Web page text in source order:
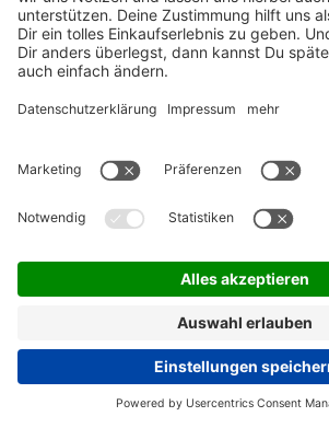
angepassten Rahmenformen den
Radsport erleichtert. Diese
stetige Suche nach neuen Ideen und
verankert. Und bringt so auch heute
hervor.
Die Expansion geht weiter: Giant hat
Werks in Vietnam geplant sei.
vorrangig auf die Herstellung von
konzentrieren. Der Hauptgrund
beträchtlichen Gewinnanteil, den
mit dem Verkauf von elektronischen
erwirtschaftet.